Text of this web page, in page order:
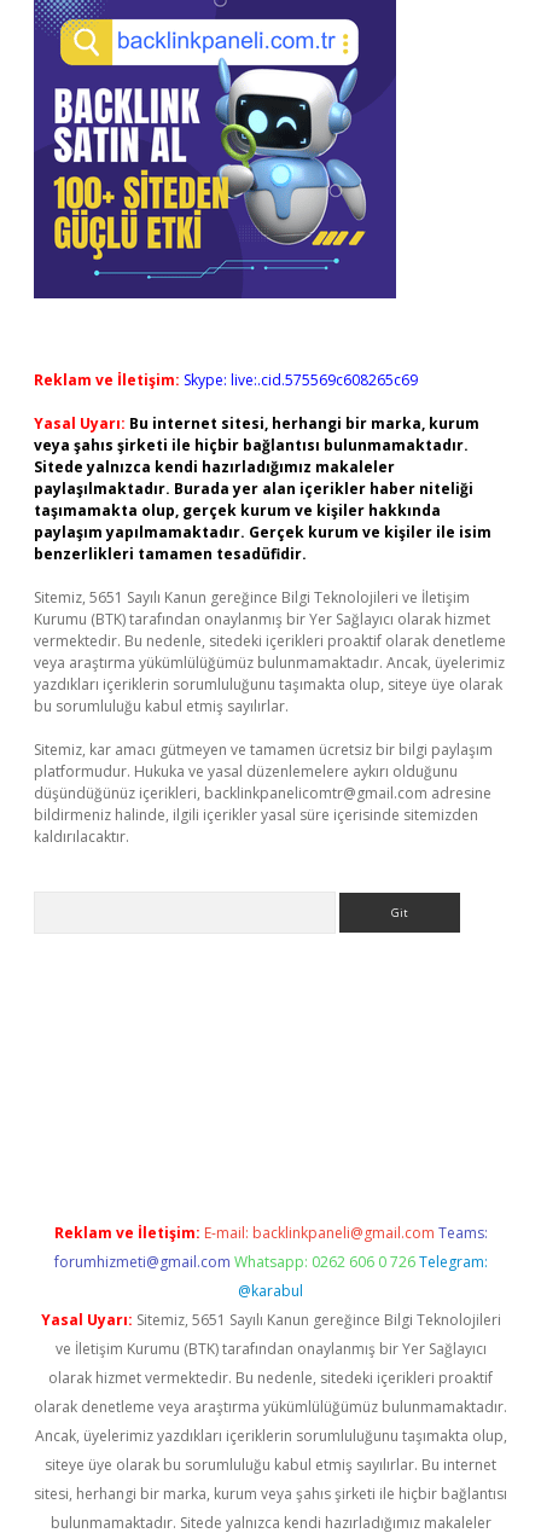
Reklam ve İletişim: Skype: live:.cid.575569c608265c69
Yasal Uyarı: Bu internet sitesi, herhangi bir marka, kurum
veya şahıs şirketi ile hiçbir bağlantısı bulunmamaktadır.
Sitede yalnızca kendi hazırladığımız makaleler
paylaşılmaktadır. Burada yer alan içerikler haber niteliği
taşımamakta olup, gerçek kurum ve kişiler hakkında
paylaşım yapılmamaktadır. Gerçek kurum ve kişiler ile isim
benzerlikleri tamamen tesadüfidir.
Sitemiz, 5651 Sayılı Kanun gereğince Bilgi Teknolojileri ve İletişim
Kurumu (BTK) tarafından onaylanmış bir Yer Sağlayıcı olarak hizmet
vermektedir. Bu nedenle, sitedeki içerikleri proaktif olarak denetleme
veya araştırma yükümlülüğümüz bulunmamaktadır. Ancak, üyelerimiz
yazdıkları içeriklerin sorumluluğunu taşımakta olup, siteye üye olarak
bu sorumluluğu kabul etmiş sayılırlar.
Sitemiz, kar amacı gütmeyen ve tamamen ücretsiz bir bilgi paylaşım
platformudur. Hukuka ve yasal düzenlemelere aykırı olduğunu
düşündüğünüz içerikleri, backlinkpanelicomtr@gmail.com adresine
bildirmeniz halinde, ilgili içerikler yasal süre içerisinde sitemizden
kaldırılacaktır.
Reklam ve İletişim: E-mail: backlinkpaneli@gmail.com Teams:
forumhizmeti@gmail.com Whatsapp: 0262 606 0 726 Telegram:
@karabul
Yasal Uyarı: Sitemiz, 5651 Sayılı Kanun gereğince Bilgi Teknolojileri
ve İletişim Kurumu (BTK) tarafından onaylanmış bir Yer Sağlayıcı
olarak hizmet vermektedir. Bu nedenle, sitedeki içerikleri proaktif
olarak denetleme veya araştırma yükümlülüğümüz bulunmamaktadır.
Ancak, üyelerimiz yazdıkları içeriklerin sorumluluğunu taşımakta olup,
siteye üye olarak bu sorumluluğu kabul etmiş sayılırlar. Bu internet
sitesi, herhangi bir marka, kurum veya şahıs şirketi ile hiçbir bağlantısı
bulunmamaktadır. Sitede yalnızca kendi hazırladığımız makaleler